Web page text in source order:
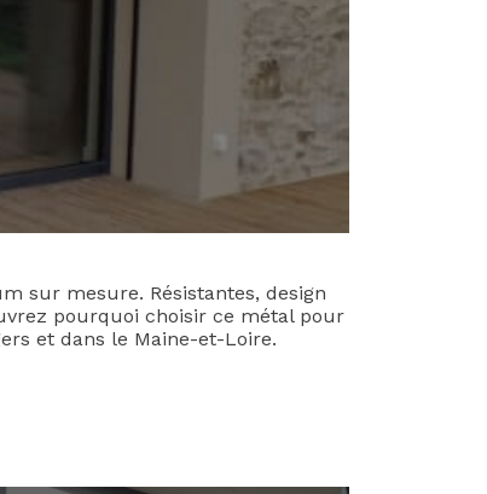
sur mesure. Résistantes, design
pourquoi choisir ce métal pour
et dans le Maine-et-Loire.